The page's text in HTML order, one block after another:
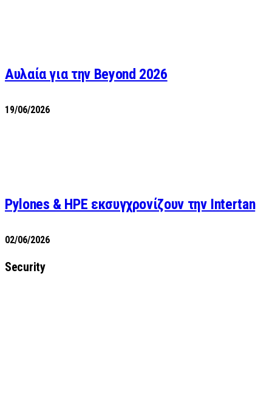
Αυλαία για την Beyond 2026
19/06/2026
Pylones & HPE εκσυγχρονίζουν την Intertan
02/06/2026
Security